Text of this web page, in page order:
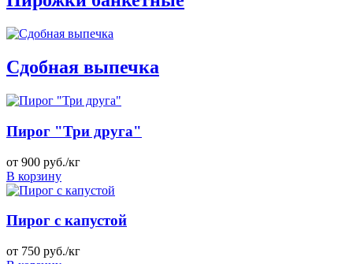
Сдобная выпечка
Пирог "Три друга"
от 900 руб./кг
В корзину
Пирог с капустой
от 750 руб./кг